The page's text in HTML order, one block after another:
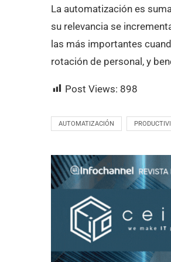
La automatización es
su relevancia se
las más importantes
rotación de personal, y
Post Views: 898
AUTOMATIZACIÓN